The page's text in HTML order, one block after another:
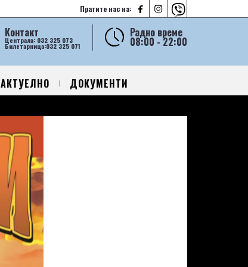
Пратите нас на:   
Радно време
08:00 - 22:00
Контакт
Централа: 032 325 073
Билетарница:032 325 071
АКТУЕЛНО ДОКУМЕНТИ